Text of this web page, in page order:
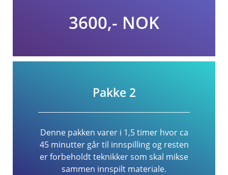
3600,- NOK
Pakke 2
Denne pakken varer i 1,5 timer hvor ca
45 minutter går til innspilling og resten
er forbeholdt teknikker som skal mikse
sammen innspilt materiale.